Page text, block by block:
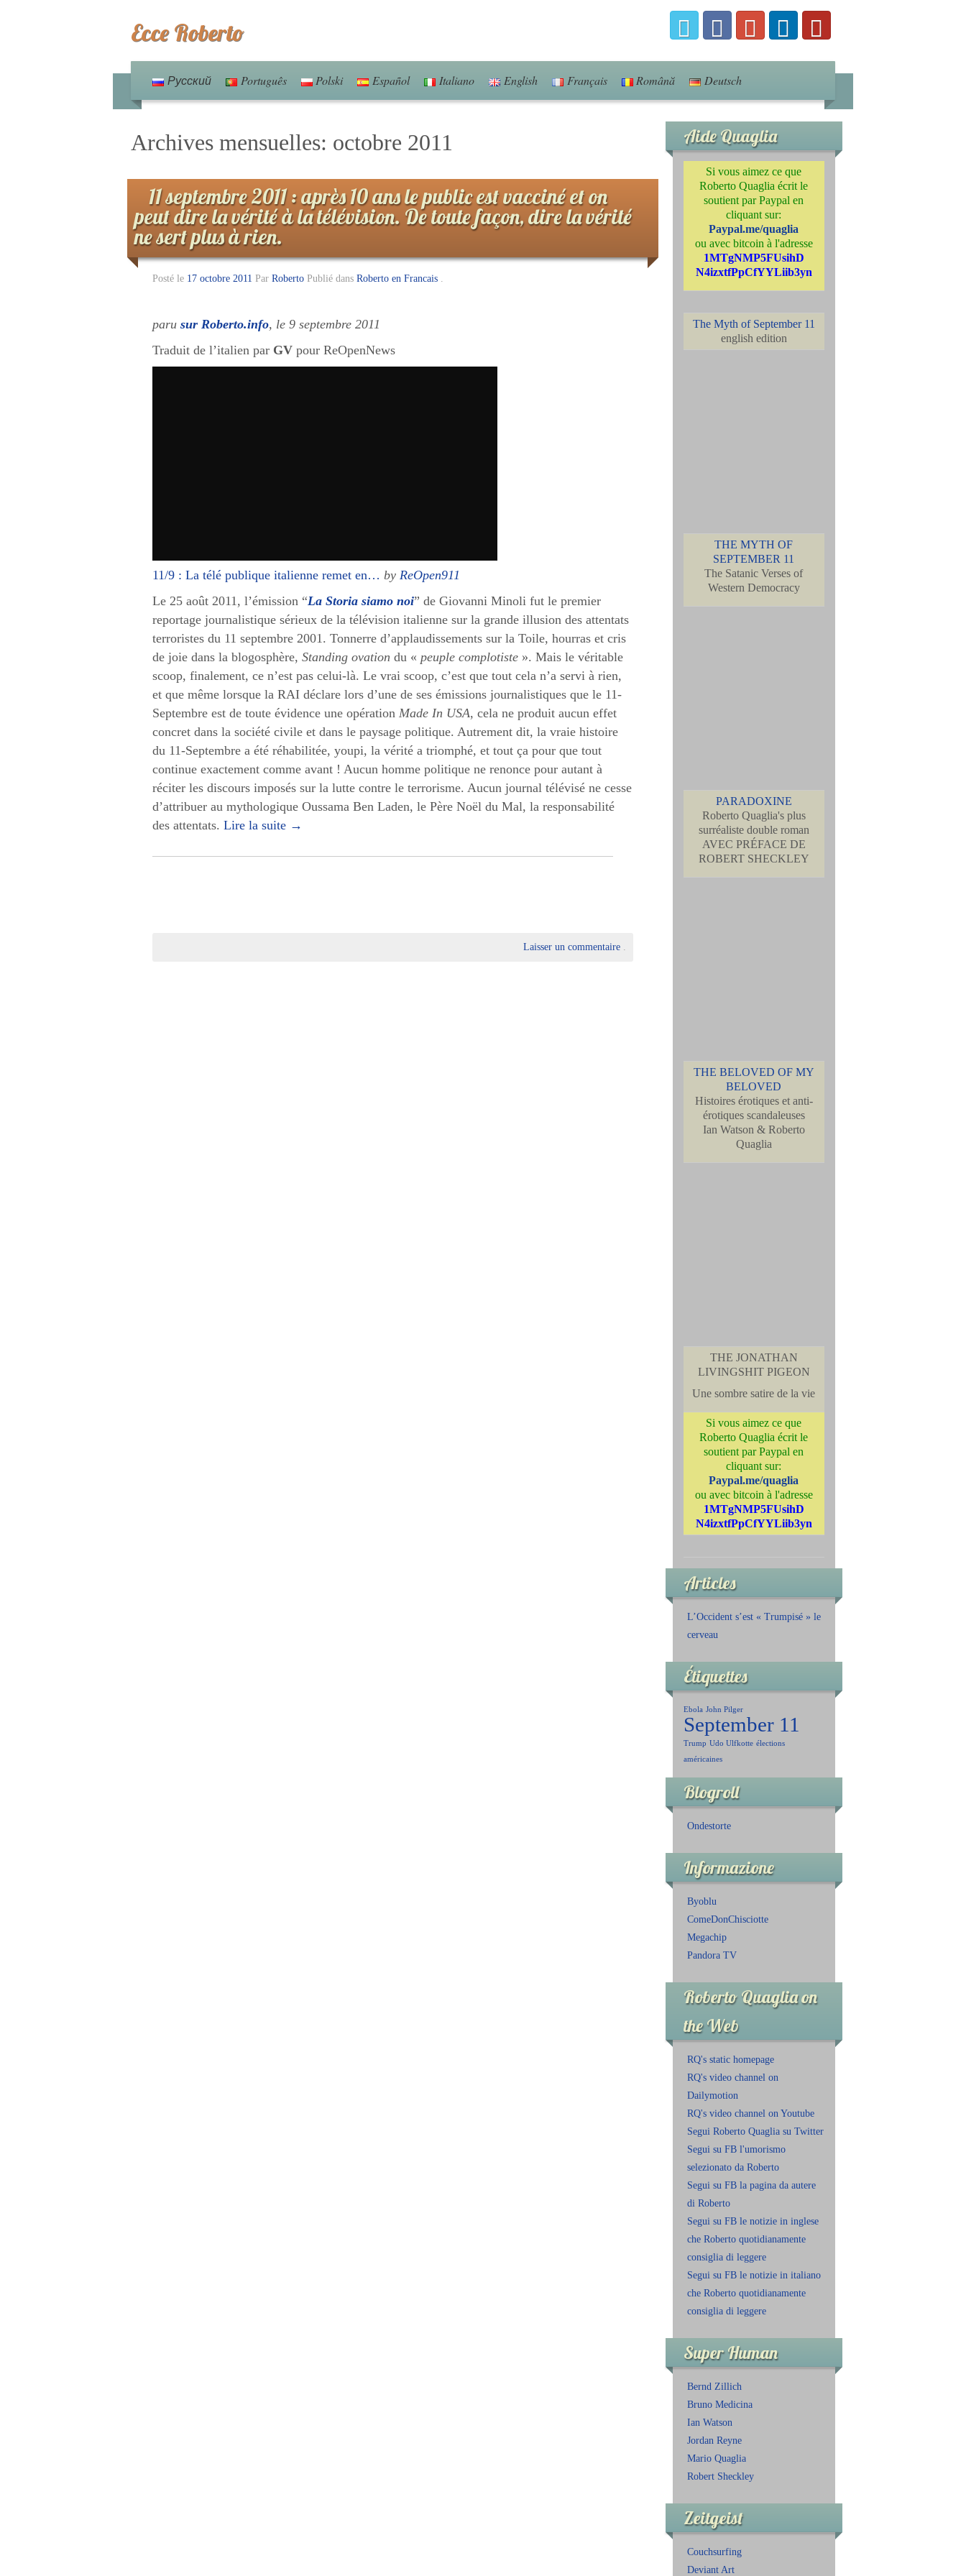
Ecce Roberto
Русский Português Polski Español Italiano English Français Română Deutsch
Archives mensuelles: octobre 2011
11 septembre 2011 : après 10 ans le public est vacciné et on
peut dire la vérité à la télévision. De toute façon, dire la vérité
ne sert plus à rien.
Posté le 17 octobre 2011 Par Roberto Publié dans Roberto en Francais .
paru sur Roberto.info, le 9 septembre 2011
Traduit de l’italien par GV pour ReOpenNews
11/9 : La télé publique italienne remet en… by ReOpen911
Le 25 août 2011, l’émission “La Storia siamo noi” de Giovanni Minoli fut le premier
reportage journalistique sérieux de la télévision italienne sur la grande illusion des attentats
terroristes du 11 septembre 2001. Tonnerre d’applaudissements sur la Toile, hourras et cris
de joie dans la blogosphère, Standing ovation du « peuple complotiste ». Mais le véritable
scoop, finalement, ce n’est pas celui-là. Le vrai scoop, c’est que tout cela n’a servi à rien,
et que même lorsque la RAI déclare lors d’une de ses émissions journalistiques que le 11-
Septembre est de toute évidence une opération Made In USA, cela ne produit aucun effet
concret dans la société civile et dans le paysage politique. Autrement dit, la vraie histoire
du 11-Septembre a été réhabilitée, youpi, la vérité a triomphé, et tout ça pour que tout
continue exactement comme avant ! Aucun homme politique ne renonce pour autant à
réciter les discours imposés sur la lutte contre le terrorisme. Aucun journal télévisé ne cesse
d’attribuer au mythologique Oussama Ben Laden, le Père Noël du Mal, la responsabilité
des attentats. Lire la suite →
Laisser un commentaire .
Aide Quaglia
Si vous aimez ce que
Roberto Quaglia écrit le
soutient par Paypal en
cliquant sur:
Paypal.me/quaglia
ou avec bitcoin à l'adresse
1MTgNMP5FUsihD
N4izxtfPpCfYYLiib3yn
The Myth of September 11
english edition
THE MYTH OF
SEPTEMBER 11
The Satanic Verses of
Western Democracy
PARADOXINE
Roberto Quaglia's plus
surréaliste double roman
AVEC PRÉFACE DE
ROBERT SHECKLEY
THE BELOVED OF MY
BELOVED
Histoires érotiques et anti-
érotiques scandaleuses
Ian Watson & Roberto
Quaglia
THE JONATHAN
LIVINGSHIT PIGEON
Une sombre satire de la vie
Si vous aimez ce que
Roberto Quaglia écrit le
soutient par Paypal en
cliquant sur:
Paypal.me/quaglia
ou avec bitcoin à l'adresse
1MTgNMP5FUsihD
N4izxtfPpCfYYLiib3yn
Articles
L’Occident s’est « Trumpisé » le
cerveau
Étiquettes
Ebola John Pilger
September 11
Trump Udo Ulfkotte élections
américaines
Blogroll
Ondestorte
Informazione
Byoblu
ComeDonChisciotte
Megachip
Pandora TV
Roberto Quaglia on
the Web
RQ's static homepage
RQ's video channel on
Dailymotion
RQ's video channel on Youtube
Segui Roberto Quaglia su Twitter
Segui su FB l'umorismo
selezionato da Roberto
Segui su FB la pagina da autere
di Roberto
Segui su FB le notizie in inglese
che Roberto quotidianamente
consiglia di leggere
Segui su FB le notizie in italiano
che Roberto quotidianamente
consiglia di leggere
Super Human
Bernd Zillich
Bruno Medicina
Ian Watson
Jordan Reyne
Mario Quaglia
Robert Sheckley
Zeitgeist
Couchsurfing
Deviant Art